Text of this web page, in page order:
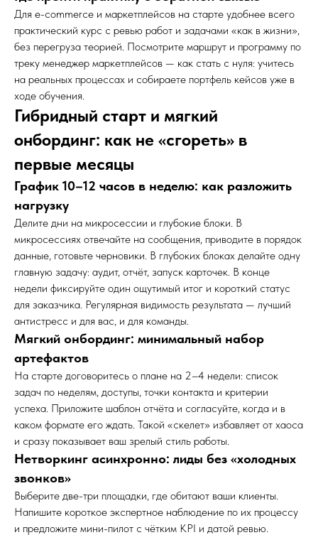
Для e-commerce и маркетплейсов на старте удобнее всего
практический курс с ревью работ и задачами «как в жизни»,
без перегруза теорией. Посмотрите маршрут и программу по
треку менеджер маркетплейсов — как стать с нуля: учитесь
на реальных процессах и собираете портфель кейсов уже в
ходе обучения.
Гибридный старт и мягкий
онбординг: как не «сгореть» в
первые месяцы
График 10–12 часов в неделю: как разложить
нагрузку
Делите дни на микросессии и глубокие блоки. В
микросессиях отвечайте на сообщения, приводите в порядок
данные, готовьте черновики. В глубоких блоках делайте одну
главную задачу: аудит, отчёт, запуск карточек. В конце
недели фиксируйте один ощутимый итог и короткий статус
для заказчика. Регулярная видимость результата — лучший
антистресс и для вас, и для команды.
Мягкий онбординг: минимальный набор
артефактов
На старте договоритесь о плане на 2–4 недели: список
задач по неделям, доступы, точки контакта и критерии
успеха. Приложите шаблон отчёта и согласуйте, когда и в
каком формате его ждать. Такой «скелет» избавляет от хаоса
и сразу показывает ваш зрелый стиль работы.
Нетворкинг асинхронно: лиды без «холодных
звонков»
Выберите две-три площадки, где обитают ваши клиенты.
Напишите короткое экспертное наблюдение по их процессу
и предложите мини-пилот с чётким KPI и датой ревью.